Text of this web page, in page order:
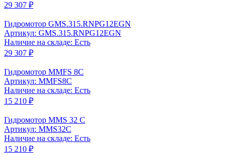
29 307 ₽
Гидромотор GMS.315.RNPG12EGN
Артикул: GMS.315.RNPG12EGN
Наличие на складе: Есть
29 307 ₽
Гидромотор MMFS 8C
Артикул: MMFS8C
Наличие на складе: Есть
15 210 ₽
Гидромотор MMS 32 C
Артикул: MMS32C
Наличие на складе: Есть
15 210 ₽